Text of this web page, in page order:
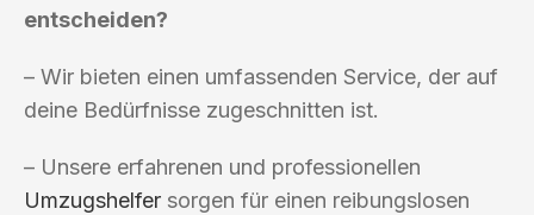
entscheiden?
– Wir bieten einen umfassenden Service, der auf
deine Bedürfnisse zugeschnitten ist.
– Unsere erfahrenen und professionellen
Umzugshelfer sorgen für einen reibungslosen